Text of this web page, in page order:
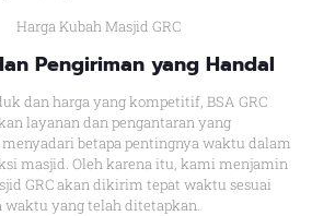
Pengiriman yang Handal
dan harga yang kompetitif, BSA GRC
layanan dan pengantaran yang
betapa pentingnya waktu dalam
masjid. Oleh karena itu, kami menjamin
GRC akan dikirim tepat waktu sesuai
waktu yang telah ditetapkan.